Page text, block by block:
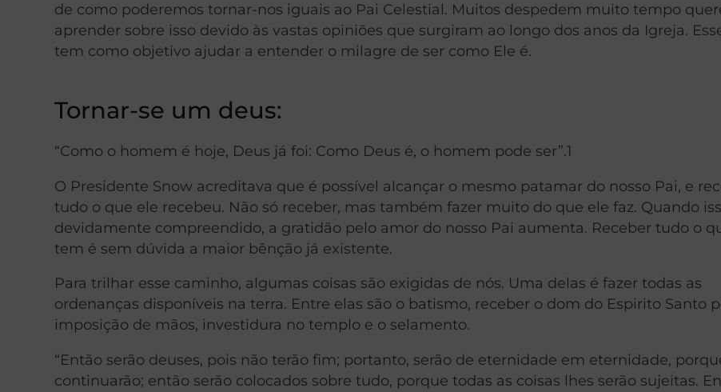
de como poderemos tornar-nos iguais ao Pai Celestial. Muitos despedem muito tempo
aprender sobre isso devido às vastas opiniões que surgiram ao longo dos anos da Igreja.
tem como objetivo ajudar a entender o milagre de ser como Ele é.
Tornar-se um deus:
“Como o homem é hoje, Deus já foi: Como Deus é, o homem pode ser”.1
O Presidente Snow acreditava que é possível alcançar o mesmo patamar do nosso Pai, e
tudo o que ele recebeu. Não só receber, mas também fazer muito do que ele faz. Quando
devidamente compreendido, a gratidão pelo amor do nosso Pai aumenta. Receber tudo o
tem é sem dúvida a maior bênção já existente.
Para trilhar esse caminho, algumas coisas são exigidas de nós. Uma delas é fazer todas as
ordenanças disponíveis na terra. Entre elas são o batismo, receber o dom do Espirito Santo
imposição de mãos, investidura no templo e o selamento.
“Então serão deuses, pois não terão fim; portanto, serão de eternidade em eternidade,
continuarão; então serão colocados sobre tudo, porque todas as coisas lhes serão sujeitas.